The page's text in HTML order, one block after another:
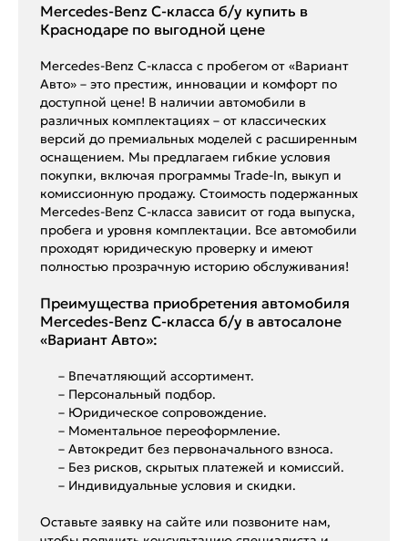
Mercedes-Benz C-класса б/у купить в
Краснодаре по выгодной цене
Mercedes-Benz C-класса с пробегом от «Вариант
Авто» – это престиж, инновации и комфорт по
доступной цене! В наличии автомобили в
различных комплектациях – от классических
версий до премиальных моделей с расширенным
оснащением. Мы предлагаем гибкие условия
покупки, включая программы Trade-In, выкуп и
комиссионную продажу. Стоимость подержанных
Mercedes-Benz C-класса зависит от года выпуска,
пробега и уровня комплектации. Все автомобили
проходят юридическую проверку и имеют
полностью прозрачную историю обслуживания!
Преимущества приобретения автомобиля
Mercedes-Benz C-класса б/у в автосалоне
«Вариант Авто»:
– Впечатляющий ассортимент.
– Персональный подбор.
– Юридическое сопровождение.
– Моментальное переоформление.
– Автокредит без первоначального взноса.
– Без рисков, скрытых платежей и комиссий.
– Индивидуальные условия и скидки.
Оставьте заявку на сайте или позвоните нам,